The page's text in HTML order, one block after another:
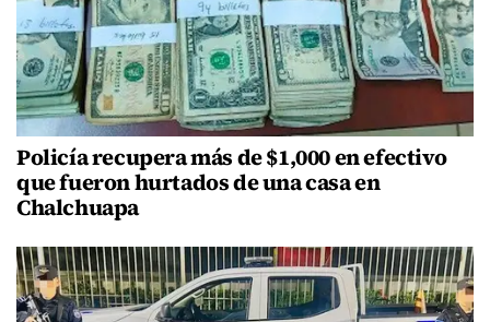
Policía recupera más de $1,000 en efectivo
que fueron hurtados de una casa en
Chalchuapa